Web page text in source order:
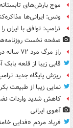
موج بارش‌های تابستانه در راه
ونس: ایرانی‌ها
ترامپ: توافق با ایران
صفحه نخست روزنامه‌های
راز مرگ مرد ۷۲ ساله در تهرانپارس فاش شد
قابی زیبا از قلعه
ریزش پایگاه جدید
نمایی زیبا از طبیعت
کاهش شدید واردات
آهوی ایرانی
فریاد مردم «فدایی